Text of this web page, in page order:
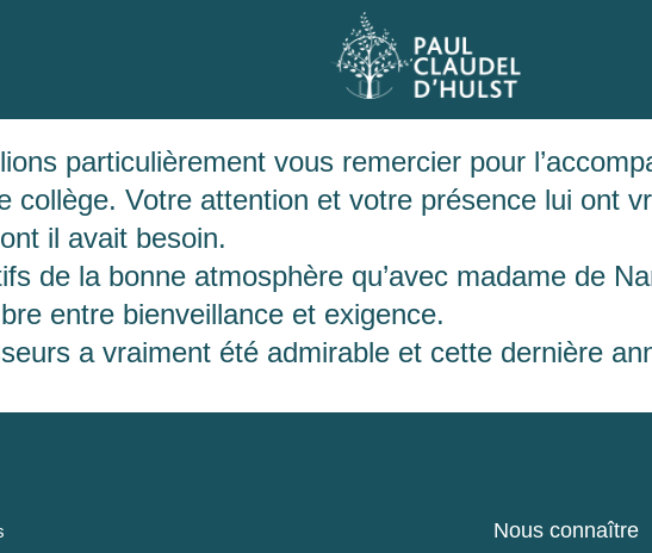
particulièrement vous remercier pour
collège. Votre attention et votre présence lui ont
il avait besoin.
de la bonne atmosphère qu’avec madame de
entre bienveillance et exigence.
a vraiment été admirable et cette dernière
Nous connaître